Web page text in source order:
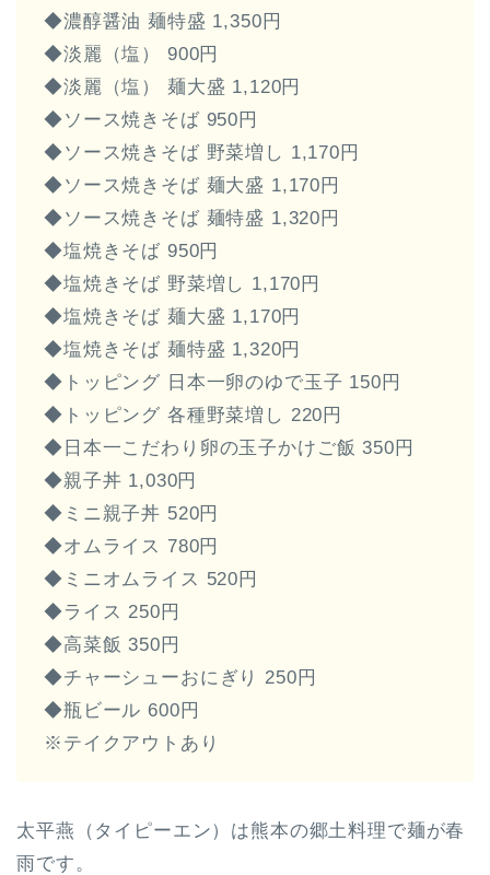
◆濃醇醤油 麺特盛 1,350円
◆淡麗（塩） 900円
◆淡麗（塩） 麺大盛 1,120円
◆ソース焼きそば 950円
◆ソース焼きそば 野菜増し 1,170円
◆ソース焼きそば 麺大盛 1,170円
◆ソース焼きそば 麺特盛 1,320円
◆塩焼きそば 950円
◆塩焼きそば 野菜増し 1,170円
◆塩焼きそば 麺大盛 1,170円
◆塩焼きそば 麺特盛 1,320円
◆トッピング 日本一卵のゆで玉子 150円
◆トッピング 各種野菜増し 220円
◆日本一こだわり卵の玉子かけご飯 350円
◆親子丼 1,030円
◆ミニ親子丼 520円
◆オムライス 780円
◆ミニオムライス 520円
◆ライス 250円
◆高菜飯 350円
◆チャーシューおにぎり 250円
◆瓶ビール 600円
※テイクアウトあり
太平燕（タイピーエン）は熊本の郷土料理で麺が春
雨です。